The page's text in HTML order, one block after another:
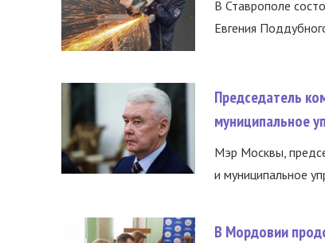
В Ставрополе
Евгения
Председатель
муниципальное
Мэр Москвы,
и муниципальное
В Мордовии